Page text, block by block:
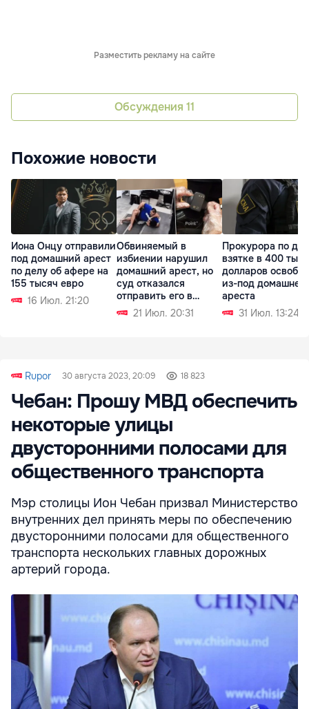
Разместить рекламу на сайте
Обсуждения 11
Похожие новости
Иона Онцу отправили
под домашний арест
по делу об афере на
155 тысяч евро
16 Июл. 21:20
Обвиняемый в
избиении нарушил
домашний арест, но
суд отказался
отправить его в
СИЗО21 Июл. 20:31
Прокурора по
взятке в 400
долларов
из-под домашнего
ареста
31 Июл. 13:24
Rupor 30 августа 2023, 20:09 18 823
Чебан: Прошу МВД обеспечить
некоторые улицы
двусторонними полосами для
общественного транспорта
Мэр столицы Ион Чебан призвал Министерство
внутренних дел принять меры по обеспечению
двусторонними полосами для общественного
транспорта нескольких главных дорожных
артерий города.